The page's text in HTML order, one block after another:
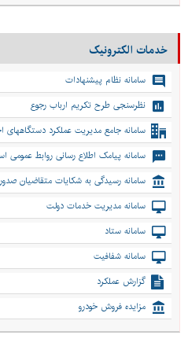
خدمات الکترونیک
سامانه نظام پیشنهادات
نظرسنجی طرح تکریم ارباب رجوع
سامانه جامع مدیریت عملکرد دستگاههای
سامانه پیامک اطلاع رسانی روابط عمومی استانداری
سامانه رسیدگی به شکایات متقاضیان
سامانه مدیریت خدمات دولت
سامانه ستاد
سامانه شفافیت
گزارش عملکرد
مزایده فروش خودرو